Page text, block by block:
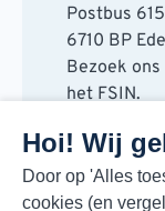
Hoi! Wij
Door op 'Alles
cookies (en
Postbus 615
6710 BP Ede
Bezoek
het FSIN.
6717 LT Ede
Contact
088